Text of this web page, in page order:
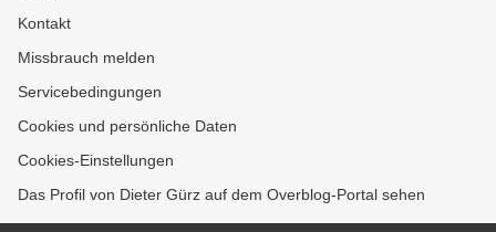
Kontakt
Missbrauch melden
Servicebedingungen
Cookies und persönliche Daten
Cookies-Einstellungen
Das Profil von Dieter Gürz auf dem Overblog-Portal sehen